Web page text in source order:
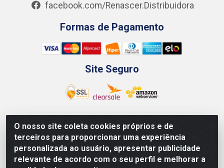
O nosso site coleta cookies próprios e de
terceiros para proporcionar uma experiência
personalizada ao usuário, apresentar publicidade
relevante de acordo com o seu perfil e melhorar a
facebook.com/Renascer.Distribuidora
Formas de Pagamento
Site Seguro
Renascer Distribuidora - Rua São Miguel, 1845 -
Afogados - Recife / PE - CEP 50850-000 - CNPJ
07.264.693/0001-79